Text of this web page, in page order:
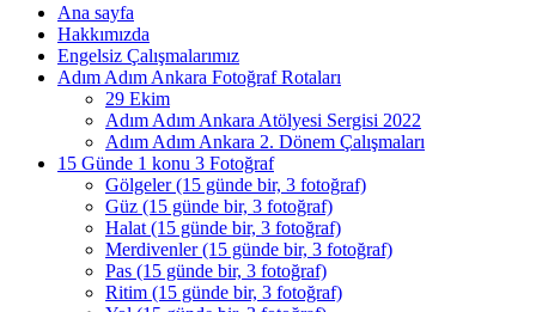
Ana sayfa
Hakkımızda
Engelsiz Çalışmalarımız
Adım Adım Ankara Fotoğraf Rotaları
29 Ekim
Adım Adım Ankara Atölyesi Sergisi 2022
Adım Adım Ankara 2. Dönem Çalışmaları
15 Günde 1 konu 3 Fotoğraf
Gölgeler (15 günde bir, 3 fotoğraf)
Güz (15 günde bir, 3 fotoğraf)
Halat (15 günde bir, 3 fotoğraf)
Merdivenler (15 günde bir, 3 fotoğraf)
Pas (15 günde bir, 3 fotoğraf)
Ritim (15 günde bir, 3 fotoğraf)